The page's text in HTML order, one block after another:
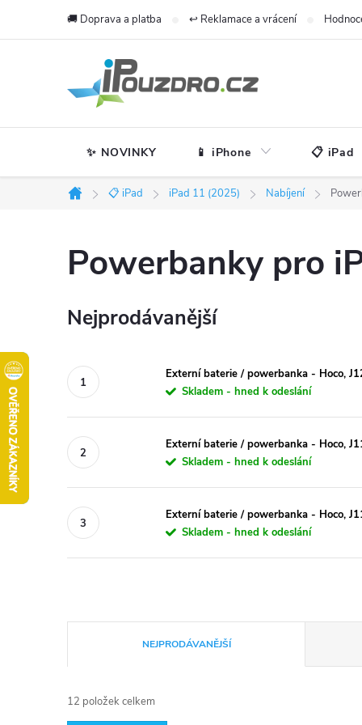
🚚 Doprava a platba ↩️ Reklamace a vrácení
✨ NOVINKY 📱 iPhone 📋 iPad
Domů
📋 iPad iPad 11 (2025) Nabíjení
Powerbanky pro
Nejprodávanější
Externí baterie / powerbanka - Hoco,
Skladem - hned k odeslání
Externí baterie / powerbanka - Hoco,
Skladem - hned k odeslání
Externí baterie / powerbanka - Hoco,
Skladem - hned k odeslání
a
NEJPRODÁVANĚJŠÍ
12 položek celkem